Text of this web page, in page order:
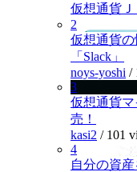
仮想通貨
2
仮想通貨
「Slack」
noys-yoshi /
3
仮想通貨
売！
kasi2 / 101
4
自分の資